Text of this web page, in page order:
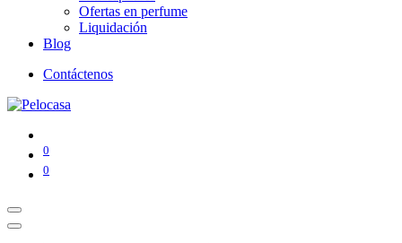
Ofertas en perfume
Liquidación
Blog
Contáctenos
0
0